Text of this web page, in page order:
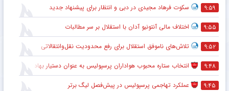
۹:۵۹ سکوت فرهاد مجیدی در دبی و انتظار برای پیشنهاد جدید
۹:۵۵ اختلاف مالی آنتونیو آدان با استقلال بر سر مطالبات
۹:۵۲ تلاش‌های ناموفق استقلال برای رفع محدودیت نقل‌وانتقالاتی
۹:۴۸ انتخاب ستاره محبوب هواداران پرسپولیس به عنوان دستیار بهادر عبدی
۹:۴۵ عملکرد تهاجمی پرسپولیس در پیش‌فصل لیگ برتر